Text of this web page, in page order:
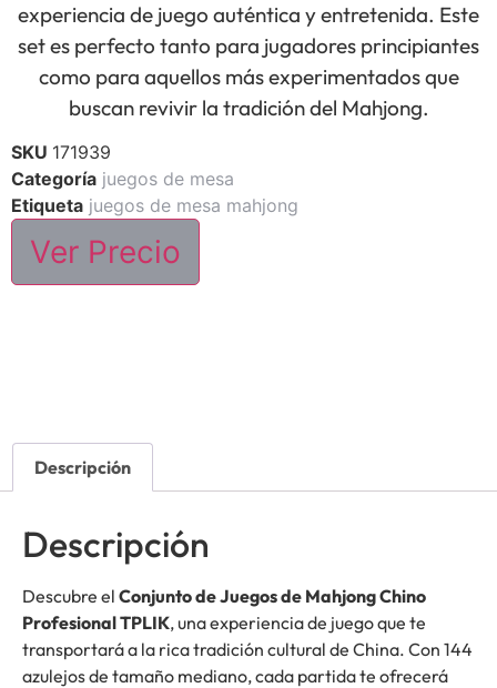
experiencia de juego auténtica y entretenida. Este
set es perfecto tanto para jugadores principiantes
como para aquellos más experimentados que
buscan revivir la tradición del Mahjong.
SKU 171939
Categoría juegos de mesa
Etiqueta juegos de mesa mahjong
Ver Precio
Descripción
Descripción
Descubre el Conjunto de Juegos de Mahjong Chino
Profesional TPLIK, una experiencia de juego que te
transportará a la rica tradición cultural de China. Con 144
azulejos de tamaño mediano, cada partida te ofrecerá